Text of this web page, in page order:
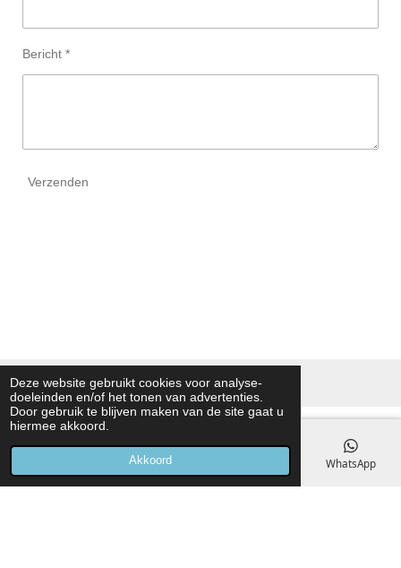
Deze website gebruikt cookies voor analyse-
doeleinden en/of het tonen van advertenties.
Door gebruik te blijven maken van de site gaat u
hiermee akkoord.
Akkoord
Bericht *
Verzenden
© 2026 Kamptec technische leermiddelen
Telefoonnummer WhatsApp